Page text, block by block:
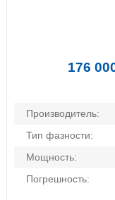
Производитель:
Тип фазности:
Мощность:
Погрешность:
176